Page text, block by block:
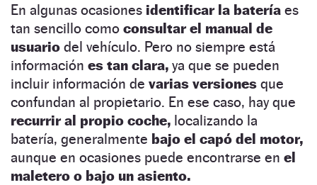
En algunas ocasiones identificar la batería es
tan sencillo como consultar el manual de
usuario del vehículo. Pero no siempre está
información es tan clara, ya que se pueden
incluir información de varias versiones que
confundan al propietario. En ese caso, hay que
recurrir al propio coche, localizando la
batería, generalmente bajo el capó del motor,
aunque en ocasiones puede encontrarse en el
maletero o bajo un asiento.